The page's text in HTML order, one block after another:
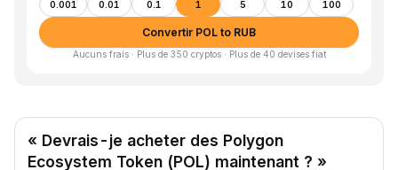
0.001 0.01 0.1 1 5 10 100
Convertir POL to RUB
Aucuns frais · Plus de 350 cryptos · Plus de 40 devises fiat
« Devrais-je acheter des Polygon
Ecosystem Token (POL) maintenant ? »